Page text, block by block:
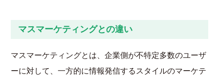
マスマーケティングとの違い
マスマーケティングとは、企業側が不特定多数のユーザ
ーに対して、一方的に情報発信するスタイルのマーケテ